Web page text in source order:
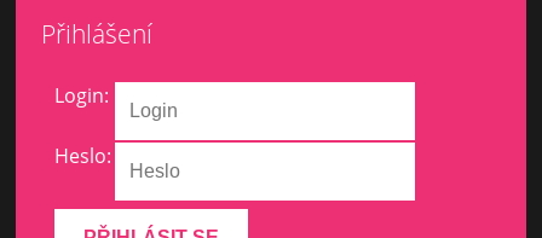
Přihlášení
Login:
Heslo: